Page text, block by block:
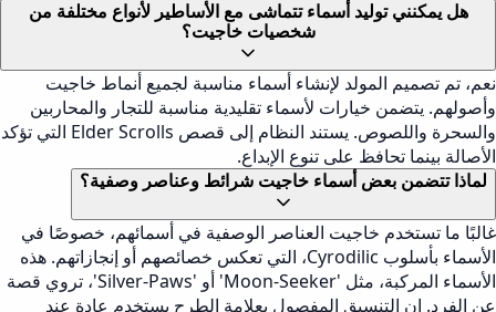
هل يمكنني توليد أسماء تتماشى مع الأساطير لأنواع مختلفة من
شخصيات خاجيت؟
نعم، تم تصميم المولد لإنشاء أسماء مناسبة لجميع أنماط خاجيت
وأصولهم. يتضمن خيارات لأسماء تقليدية مناسبة للتجار والمحاربين
والسحرة واللصوص. يستند النظام إلى قصص Elder Scrolls التي تؤكد
الأصالة بينما تحافظ على تنوع الإبداع.
لماذا تتضمن بعض أسماء خاجيت شرائط وعناصر وصفية؟
غالبًا ما تستخدم خاجيت العناصر الوصفية في أسمائهم، خصوصًا في
الأسماء بأسلوب Cyrodilic، التي تعكس خصائصهم أو إنجازاتهم. هذه
الأسماء المركبة، مثل 'Moon-Seeker' أو 'Silver-Paws'، تروي قصة
عن الفرد. إن التنسيق المفصول بعلامة الطرح يستخدم عادة عند